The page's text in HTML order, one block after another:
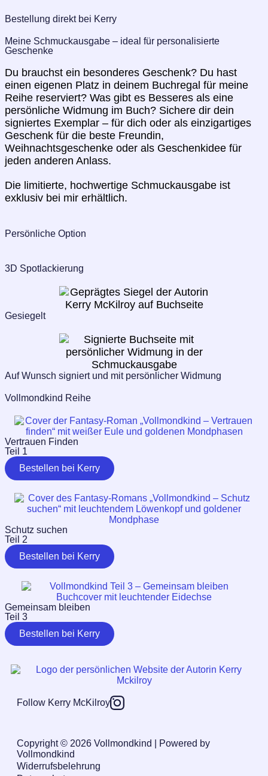
Bestellung direkt bei Kerry
Meine Schmuckausgabe – ideal für personalisierte
Geschenke
Du brauchst ein besonderes Geschenk? Du hast
einen eigenen Platz in deinem Buchregal für meine
Reihe reserviert? Was gibt es Besseres als eine
persönliche Widmung im Buch? Sichere dir dein
signiertes Exemplar – für dich oder als einzigartiges
Geschenk für die beste Freundin,
Weihnachtsgeschenke oder als Geschenkidee für
jeden anderen Anlass.
Die limitierte, hochwertige Schmuckausgabe ist
exklusiv bei mir erhältlich.
Persönliche Option
3D Spotlackierung
Gesiegelt
Auf Wunsch signiert und mit persönlicher Widmung
Vollmondkind Reihe
Vertrauen Finden
Teil 1
Bestellen bei Kerry
Schutz suchen
Teil 2
Bestellen bei Kerry
Gemeinsam bleiben
Teil 3
Bestellen bei Kerry
Follow Kerry McKilroy
Copyright © 2026 Vollmondkind | Powered by
Vollmondkind
Widerrufsbelehrung